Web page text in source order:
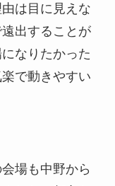
は目に見えな
出することが
なりたかった
で動きやすい
場も中野から